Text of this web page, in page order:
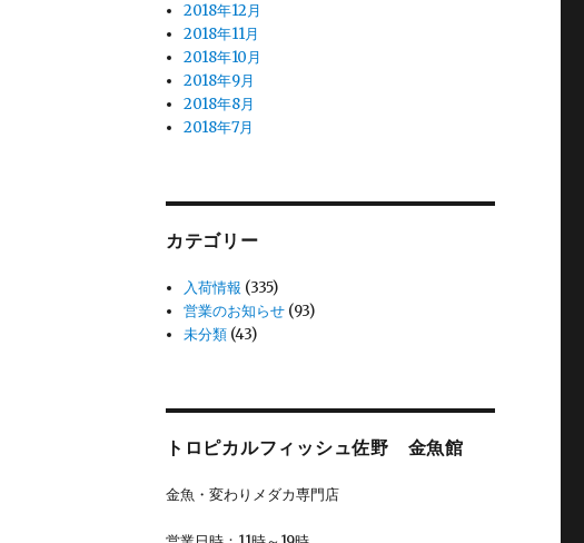
2018年12月
2018年11月
2018年10月
2018年9月
2018年8月
2018年7月
カテゴリー
入荷情報 (335)
営業のお知らせ (93)
未分類 (43)
トロピカルフィッシュ佐野 金魚館
金魚・変わりメダカ専門店